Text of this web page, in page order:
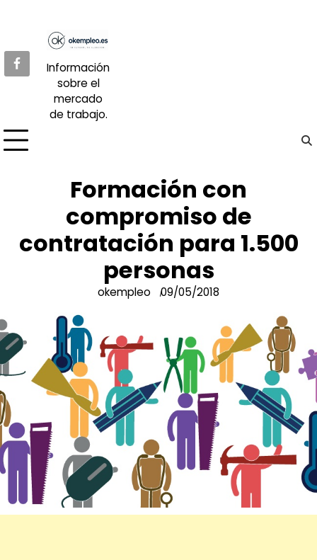
Información
sobre el
mercado
de trabajo.
Formación con
compromiso de
contratación para 1.500
personas
okempleo 09/05/2018